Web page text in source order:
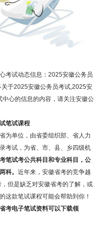
试动态信息：2025安徽公务员
于2025安徽公务员考试,2025安
心的信息的内容，请关注安徽公
笔试课程
单位，由省委组织部、省人力
考试，为省、市、县、乡四级机
笔试考公共科目和专业科目，公
科。 近年来，安徽省考的竞争越
但是缺乏对安徽省考的了解，或
这款笔试课程可能会帮助到你！
考电子笔试资料可以下载领